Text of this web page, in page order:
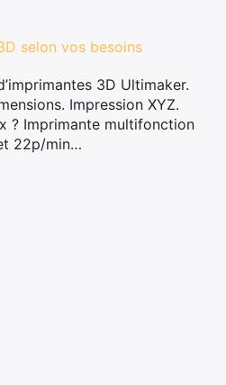
selon vos besoins
3D Ultimaker.
Impression XYZ.
? Imprimante multifonction
22p/min…